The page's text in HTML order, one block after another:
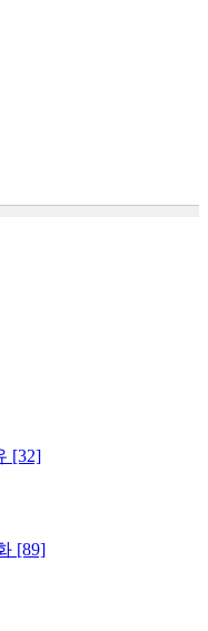
[32]
[89]